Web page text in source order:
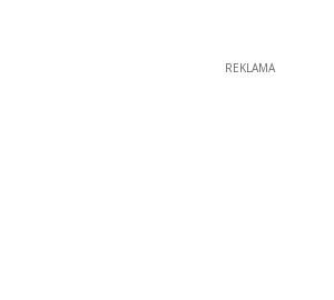
REKLAMA